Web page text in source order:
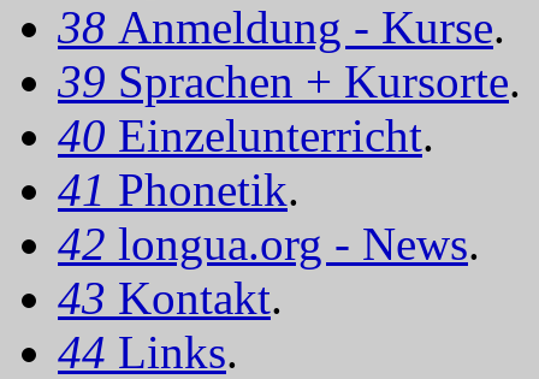
38 Anmeldung - Kurse.
39 Sprachen + Kursorte.
40 Einzelunterricht.
41 Phonetik.
42 longua.org - News.
43 Kontakt.
44 Links.